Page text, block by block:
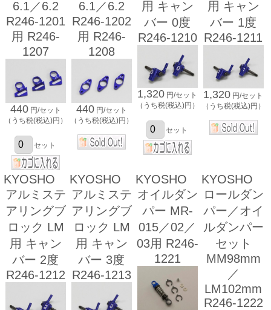
6.1／6.2
R246-1201
用 R246-
1207
440 円/セット
（うち税(税込)円）
セット
6.1／6.2
R246-1202
用 R246-
1208
440 円/セット
（うち税(税込)円）
用 キャン
バー 0度
R246-1210
1,320 円/セット
（うち税(税込)円）
セット
用 キャン
バー 1度
R246-1211
1,320 円/セット
（うち税(税込)円）
KYOSHO
アルミステ
アリングブ
ロック LM
用 キャン
バー 2度
R246-1212
KYOSHO
アルミステ
アリングブ
ロック LM
用 キャン
バー 3度
R246-1213
KYOSHO
オイルダン
パー MR-
015／02／
03用 R246-
1221
KYOSHO
ロールダン
パー／オイ
ルダンパー
セット
MM98mm
／
LM102mm
R246-1222